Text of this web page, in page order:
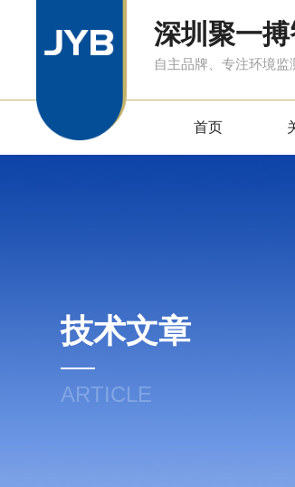
深圳聚一
自主品牌、专注环境监
首页
技术文章
ARTICLE